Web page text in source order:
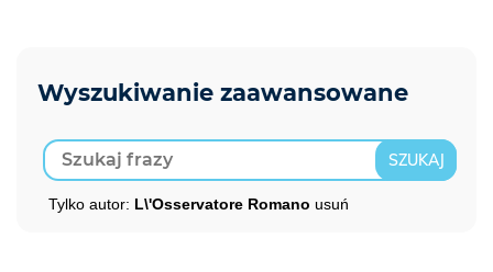
Tylko autor: L\'Osservatore Romano usuń